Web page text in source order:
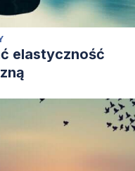
elastyczność